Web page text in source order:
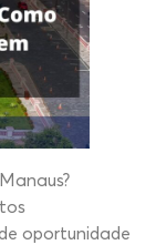
oportunidade